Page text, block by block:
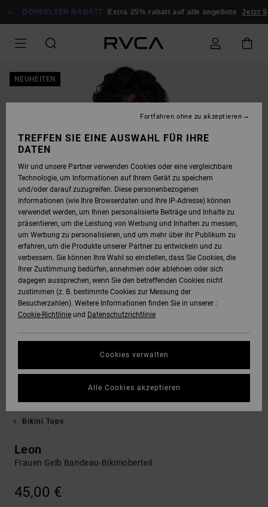
ZUR
DOPPELTER RABATT Extra 25% rabatt auf alle angebote Jetzt
NEUHEITEN
Bikini Tops
Leon
Frauen Gelb Bandeau-Bikinioberteil
45,00 €
TREFFEN SIE EINE AUSWAHL FÜR IHRE
DATEN
Wir und unsere Partner verwenden Cookies oder eine vergleichbare
Technologie, um Informationen auf Ihrem Gerät zu speichern
und/oder darauf zuzugreifen. Diese personenbezogenen
Informationen (wie Ihre Browserdaten und Ihre IP-Adresse) können
verwendet werden, um Ihnen personalisierte Beiträge und Inhalte zu
präsentieren, um die Leistung von Werbung und Inhalten zu messen,
um Werbung zu personalisieren, und um mehr über ihr Publikum zu
erfahren, um die Produkte unserer Partner zu entwickeln und zu
verbessern. Sie können Ihre Wahl so einstellen, dass Sie Cookies, die
Ihrer Zustimmung bedürfen, annehmen oder ablehnen oder sich
dagegen aussprechen, wenn Sie den betreffenden Cookies nicht
zustimmen (z. B. bestimmte Cookies zur Messung der
Besucherzahlen). Weitere Informationen finden Sie in unserer :
Cookie-Richtlinie und Datenschutzrichtlinie
Cookies verwalten
Fortfahren ohne zu akzeptieren
Alle Cookies akzeptieren